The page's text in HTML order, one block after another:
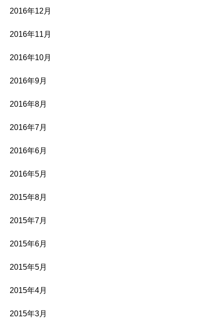
2016年12月
2016年11月
2016年10月
2016年9月
2016年8月
2016年7月
2016年6月
2016年5月
2015年8月
2015年7月
2015年6月
2015年5月
2015年4月
2015年3月